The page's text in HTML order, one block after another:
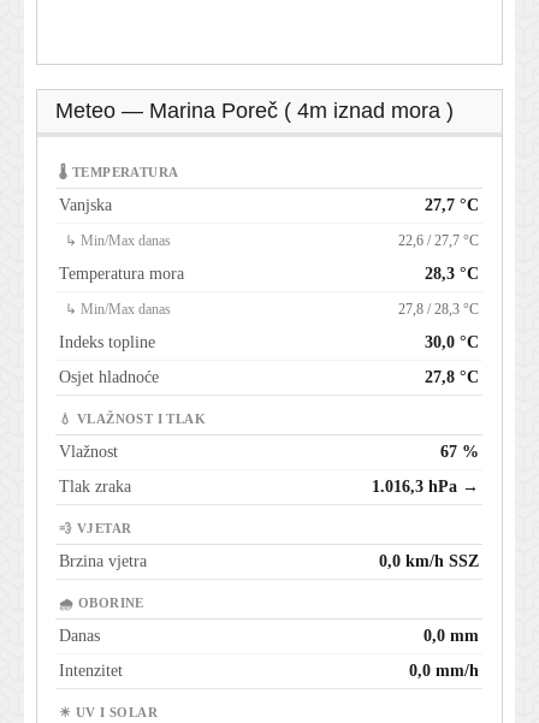
Meteo — Marina Poreč ( 4m iznad mora )
🌡 TEMPERATURA
Vanjska 27,7 °C
↳ Min/Max danas 22,6 / 27,7 °C
Temperatura mora 28,3 °C
↳ Min/Max danas 27,8 / 28,3 °C
Indeks topline
30,0 °C
Osjet hladnoće
27,8 °C
💧 VLAŽNOST I TLAK
Vlažnost
67 %
Tlak zraka
1.016,3 hPa →
💨 VJETAR
Brzina vjetra 0,0 km/h SSZ
🌧 OBORINE
Danas
0,0 mm
Intenzitet
0,0 mm/h
☀ UV I SOLAR